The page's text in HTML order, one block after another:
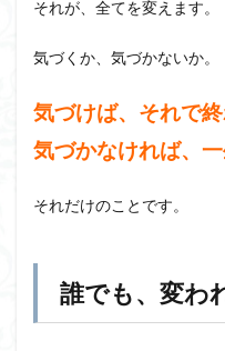
それが、全てを変えます。
気づくか、気づかないか。
気づけば、それで終
気づかなければ、一
それだけのことです。
誰でも、変わ